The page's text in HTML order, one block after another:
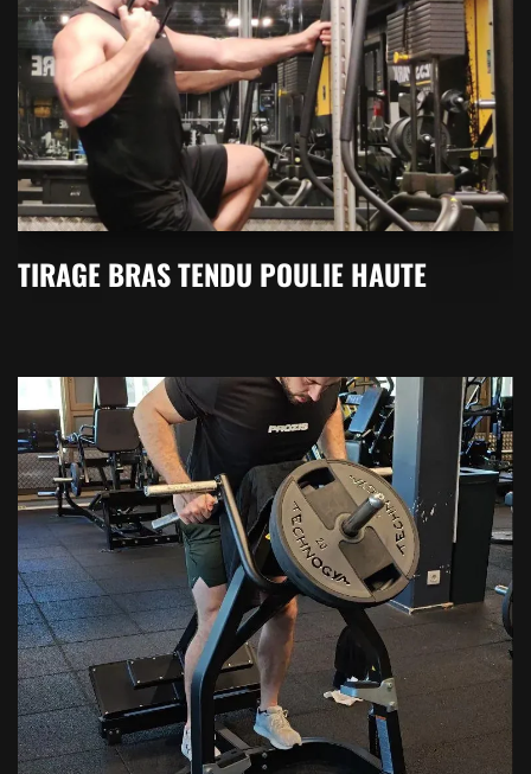
TIRAGE BRAS TENDU POULIE HAUTE